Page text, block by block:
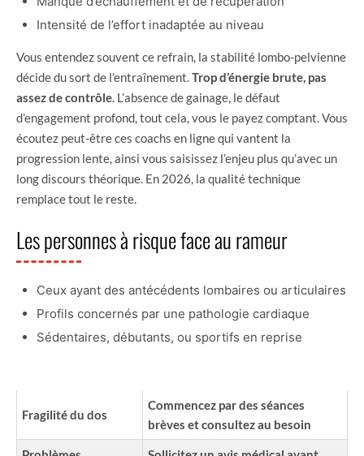
Intensité de l’effort inadaptée au niveau
Vous entendez souvent ce refrain, la stabilité lombo-pelvienne
décide du sort de l’entraînement. Trop d’énergie brute, pas
assez de contrôle . L’absence de gainage, le défaut
d’engagement profond, tout cela, vous le payez comptant. Vous
écoutez peut-être ces coachs en ligne qui vantent la
progression lente, ainsi vous saisissez l’enjeu plus qu’avec un
long discours théorique. En 2026, la qualité technique
remplace tout le reste.
Les personnes à risque face au rameur
Ceux ayant des antécédents lombaires ou articulaires
Profils concernés par une pathologie cardiaque
Sédentaires, débutants, ou sportifs en reprise
Fragilité du dos
Commencez par des séances
brèves et consultez au besoin